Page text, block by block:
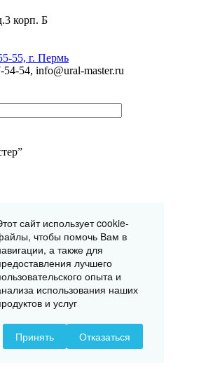
корп. Б
55, г. Пермь
54, info@ural-master.ru
сайт использует cookie-
чтобы помочь Вам в
а также для
лучшего
опыта и
использования наших
и услуг
Принять Отказаться